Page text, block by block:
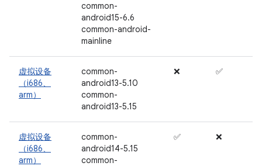
common-
android15-6.6
common-android-
mainline
虚拟设备
（i686、
arm）
common-
android13-5.10
common-
android13-5.15
❌ ✅
虚拟设备
（i686、
arm）
common-
android14-5.15
common-
✅ ❌